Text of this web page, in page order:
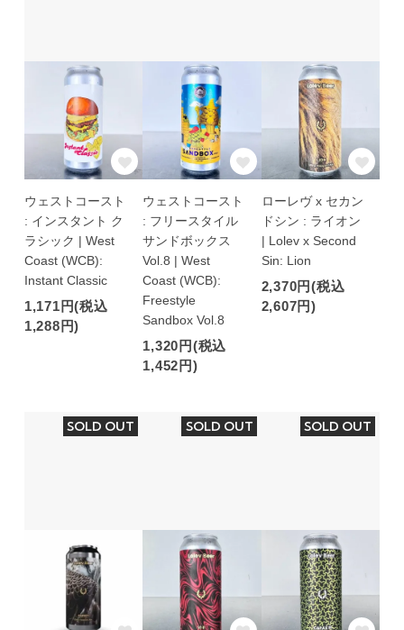
ウェストコースト
: インスタント ク
ラシック | West
Coast (WCB):
Instant Classic
1,171円(税込
1,288円)
ウェストコースト
: フリースタイル
サンドボックス
Vol.8 | West
Coast (WCB):
Freestyle
Sandbox Vol.8
1,320円(税込
1,452円)
ローレヴ x セカン
ドシン : ライオン
| Lolev x Second
Sin: Lion
2,370円(税込
2,607円)
SOLD OUT SOLD OUT SOLD OUT